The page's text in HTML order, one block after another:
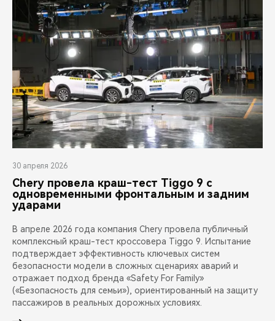
30 апреля 2026
Chery провела краш-тест Tiggo 9 с
одновременными фронтальным и задним
ударами
В апреле 2026 года компания Chery провела публичный
комплексный краш-тест кроссовера Tiggo 9. Испытание
подтверждает эффективность ключевых систем
безопасности модели в сложных сценариях аварий и
отражает подход бренда «Safety For Family»
(«Безопасность для семьи»), ориентированный на защиту
пассажиров в реальных дорожных условиях.